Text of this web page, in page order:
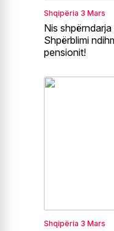
Shqipëria 3 Mars
Nis
Shpërblimi
pensionit!
Shqipëria 3 Mars